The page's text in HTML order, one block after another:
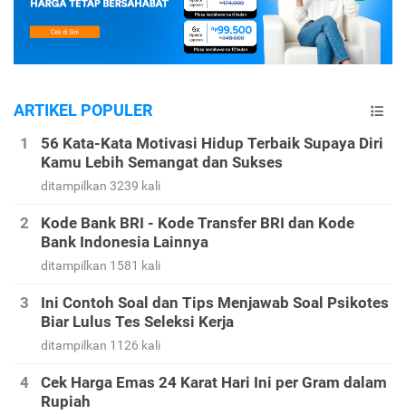
ARTIKEL POPULER
56 Kata-Kata Motivasi Hidup Terbaik Supaya Diri
Kamu Lebih Semangat dan Sukses
ditampilkan 3239 kali
Kode Bank BRI - Kode Transfer BRI dan Kode
Bank Indonesia Lainnya
ditampilkan 1581 kali
Ini Contoh Soal dan Tips Menjawab Soal Psikotes
Biar Lulus Tes Seleksi Kerja
ditampilkan 1126 kali
Cek Harga Emas 24 Karat Hari Ini per Gram dalam
Rupiah